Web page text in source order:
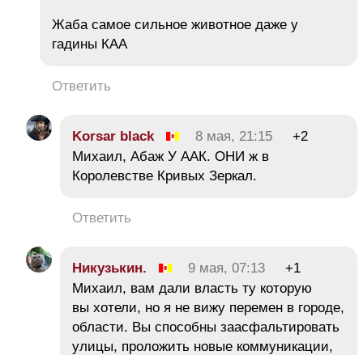
Жаба самое сильное животное даже у
гадины КАА
Ответить
Korsar black 8 мая, 21:15
+2
Михаил, Абаж У ААК. ОНИ ж в
Королевстве Кривых Зеркал.
Ответить
Никузькин. 9 мая, 07:13
+1
Михаил, вам дали власть ту которую
вы хотели, но я не вижу перемен в городе,
области. Вы способны заасфальтировать
улицы, проложить новые коммуникации,